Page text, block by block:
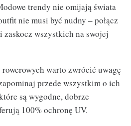
trendy nie omijają świata
nie musi być nudny – połącz
wszystkich na swojej
warto zwrócić uwagę
przede wszystkim o ich
są wygodne, dobrze
100% ochronę UV.